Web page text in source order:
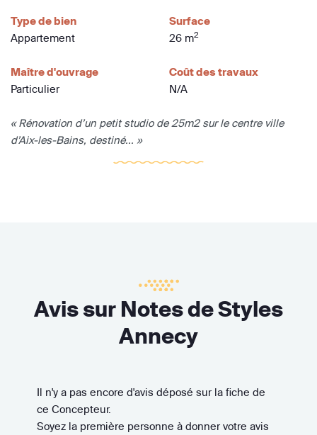
Type de bien
Appartement
Surface
26 m2
Maître d'ouvrage
Particulier
Coût des travaux
N/A
« Rénovation d’un petit studio de 25m2 sur le centre ville
d’Aix-les-Bains, destiné... »
Avis sur Notes de Styles
Annecy
Il n'y a pas encore d'avis déposé sur la fiche de
ce Concepteur.
Soyez la première personne à donner votre avis